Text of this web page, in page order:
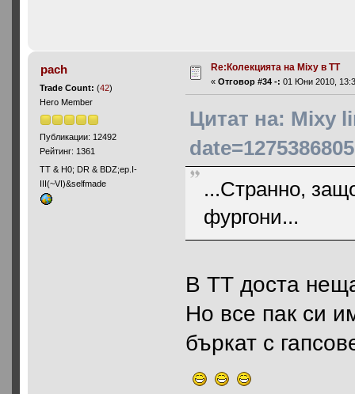
pach
Trade Count:(42)
Hero Member
Публикации: 12492
Рейтинг: 1361
ТТ & Н0; DR & BDZ;ep.I-
III(~VI)&selfmade
Re:Колекцията на Mixy в ТТ
«Отговор #34 -: 01 Юни 2010,
Цитат на: Mixy
date=1275386805
...Странно,
фургони...
В ТТ доста
Но все пак си
бъркат с